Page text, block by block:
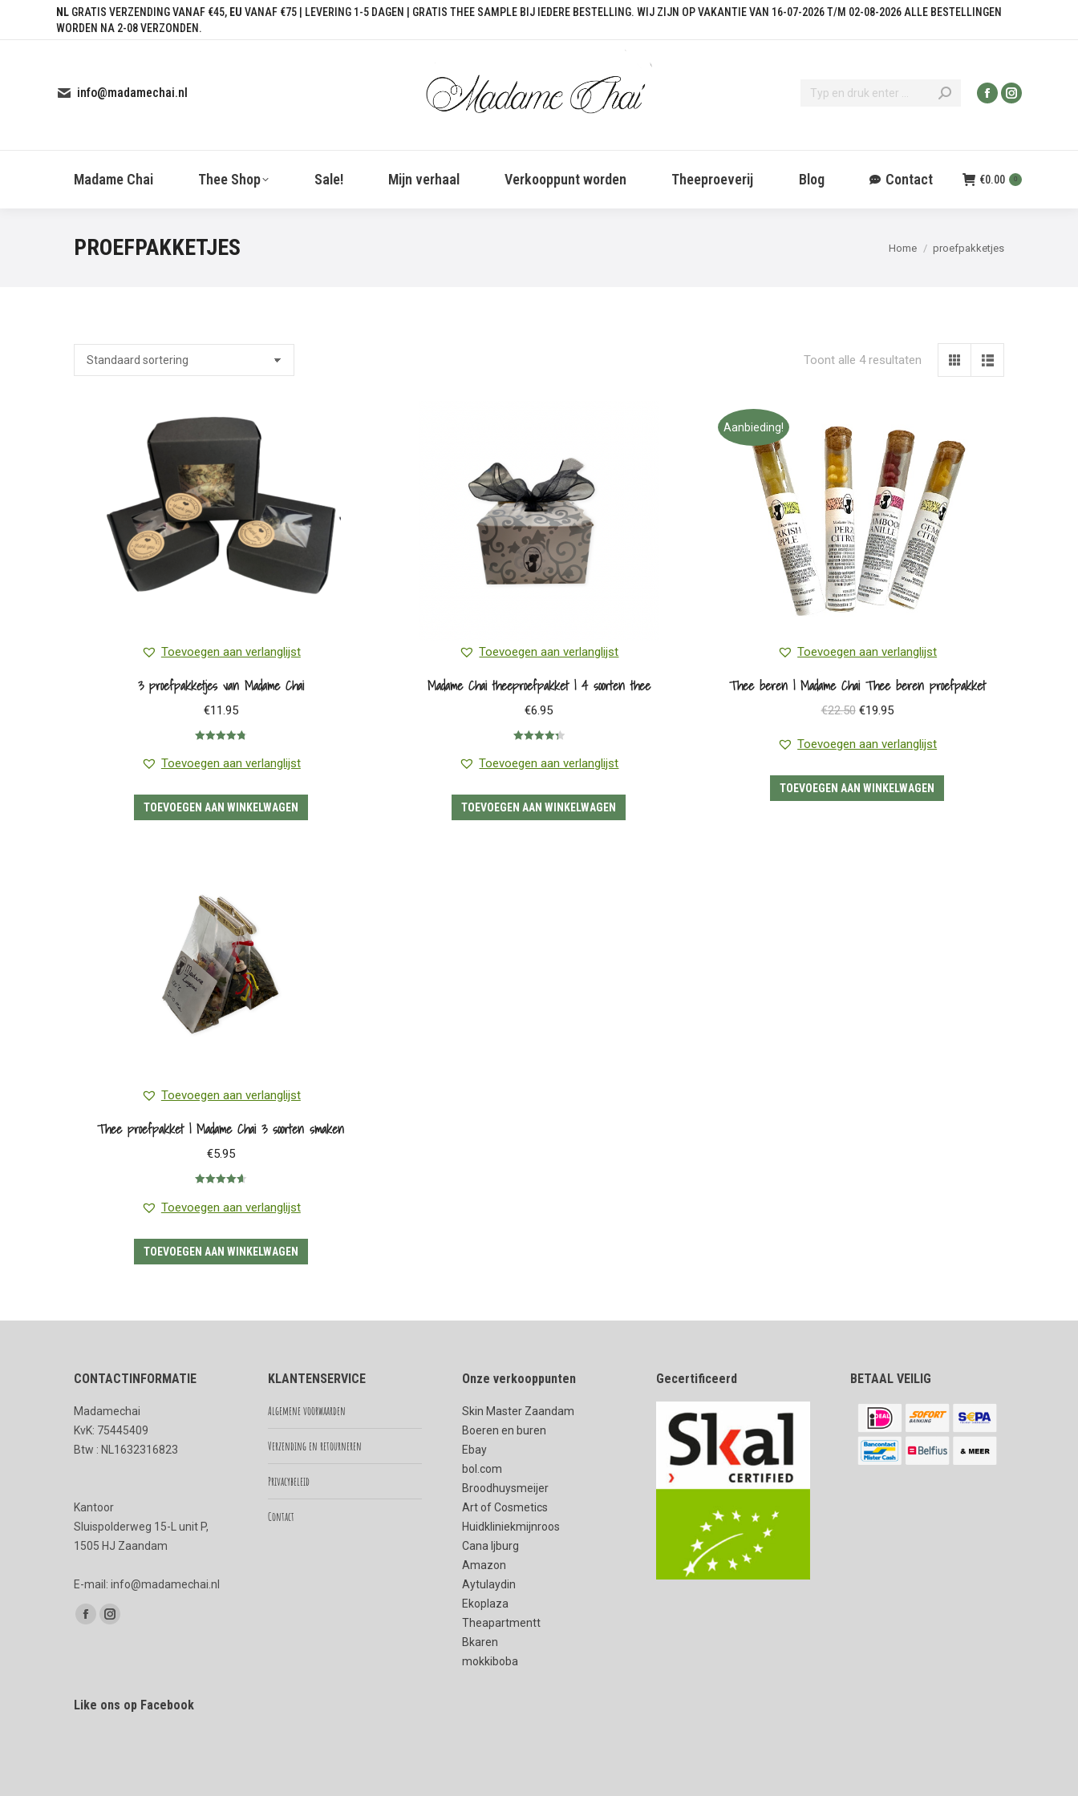
NL GRATIS VERZENDING VANAF €45, EU VANAF €75 | LEVERING 1-5 DAGEN | GRATIS THEE SAMPLE BIJ IEDERE BESTELLING. WIJ ZIJN OP VAKANTIE VAN 16-07-2026 T/M 02-08-2026 ALLE BESTELLINGEN
WORDEN NA 2-08 VERZONDEN.
info@madamechai.nl
Madame Chai Thee Shop Sale! Mijn verhaal Verkooppunt worden Theeproeverij Blog Contact €0.00 0
PROEFPAKKETJES Je bent hier:
Home proefpakketjes
Toont alle 4 resultaten
Toevoegen aan verlanglijst
3 proefpakketjes van Madame Chai
€11.95
4.80uit 5
Toevoegen aan verlanglijst
TOEVOEGEN AAN WINKELWAGEN
Toevoegen aan verlanglijst
Madame Chai theeproefpakket | 4 soorten thee
€6.95
4.33uit 5
Toevoegen aan verlanglijst
TOEVOEGEN AAN WINKELWAGEN
Aanbieding!
Toevoegen aan verlanglijst
Thee beren | Madame Chai Thee beren proefpakket
€22.50 Oorspronkelijke
was:
€22.50.
€19.95Huidige
is:
€19.95.
Toevoegen aan verlanglijst
TOEVOEGEN AAN WINKELWAGEN
Toevoegen aan verlanglijst
Thee proefpakket | Madame Chai 3 soorten smaken
€5.95
4.67uit 5
Toevoegen aan verlanglijst
TOEVOEGEN AAN WINKELWAGEN
CONTACTINFORMATIE
Madamechai
KvK: 75445409
Btw : NL1632316823
Kantoor
Sluispolderweg 15-L unit P,
1505 HJ Zaandam
E-mail: info@madamechai.nl
Vind ons op:
Facebook
new
Instagram
new
KLANTENSERVICE
Algemene voorwaarden
Verzending en retourneren
Privacybeleid
Contact
Onze verkooppunten
Skin Master Zaandam
Boeren en buren
Ebay
bol.com
Broodhuysmeijer
Art of Cosmetics
Huidkliniekmijnroos
Cana Ijburg
Amazon
Aytulaydin
Ekoplaza
Theapartmentt
Bkaren
mokkiboba
Gecertificeerd BETAAL VEILIG
Like ons op Facebook